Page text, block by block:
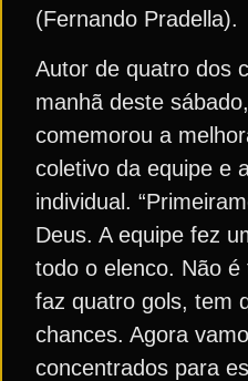
(Fernando Pradella).
Autor de quatro dos
manhã deste
comemorou a
coletivo da equipe e
individual.
Deus. A equipe fez
todo o elenco. Não
faz quatro gols, tem
chances. Agora
concentrados para